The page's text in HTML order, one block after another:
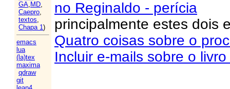
GA, MD,
Caepro,
textos,
Chapa 1)
emacs
lua
(la)tex
maxima
qdraw
git
no Reginaldo - perícia
principalmente estes dois
Quatro coisas sobre o
Incluir e-mails sobre o